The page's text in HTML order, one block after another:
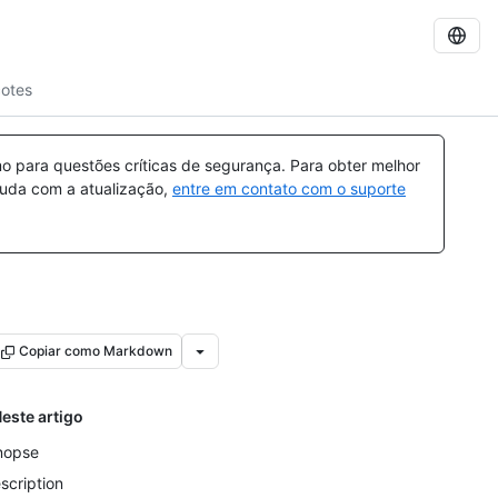
para questões críticas de segurança. Para obter melhor
com a atualização, entre em contato com o suporte
Copiar como Markdown
artigo